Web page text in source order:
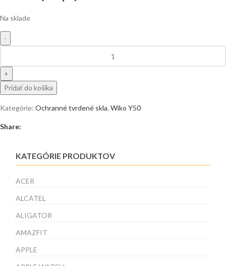
KATEGÓRIE PRODUKTOV
ACER
ALCATEL
ALIGATOR
AMAZFIT
APPLE
Na sklade
Pridať do košíka
Kategórie: Ochranné tvrdené skla, Wiko Y50
Share: